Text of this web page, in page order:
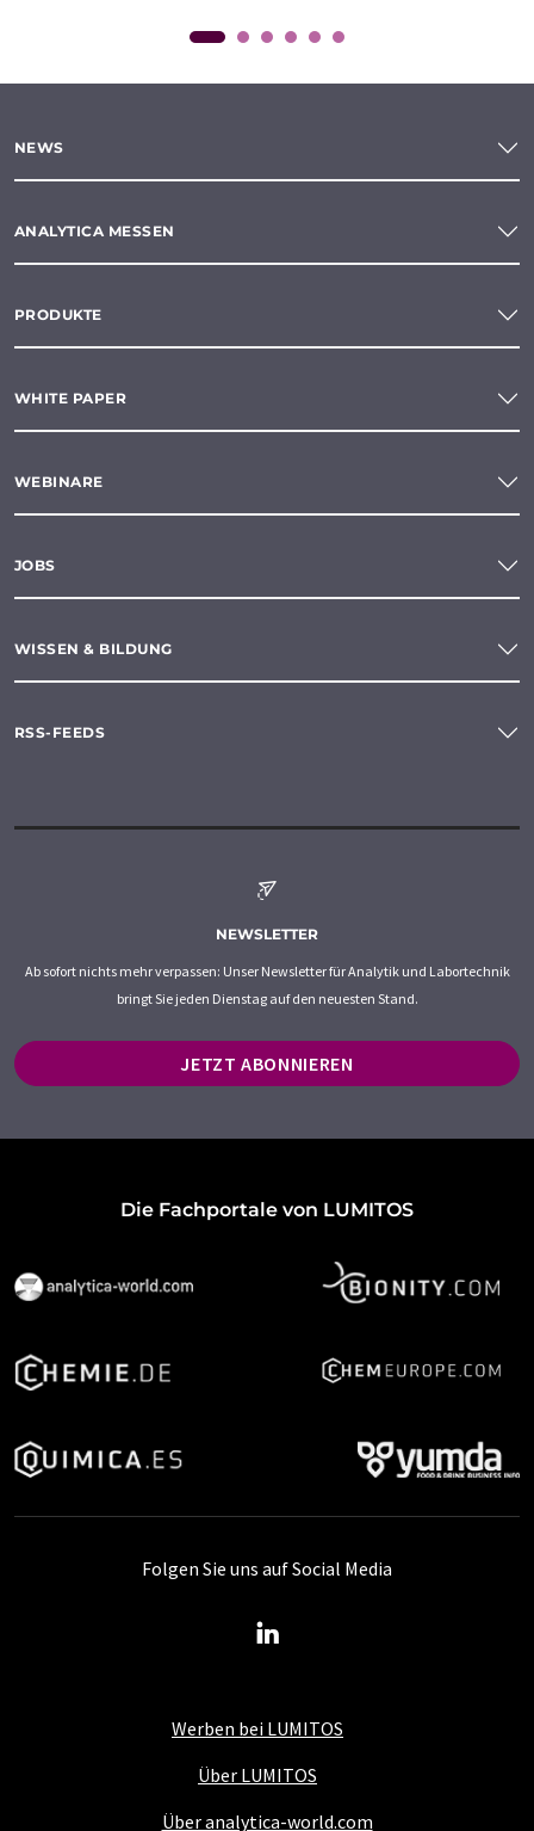
NEWS
ANALYTICA MESSEN
PRODUKTE
WHITE PAPER
WEBINARE
JOBS
WISSEN & BILDUNG
RSS-FEEDS
NEWSLETTER
Ab sofort nichts mehr verpassen: Unser Newsletter für Analytik und Labortechnik
bringt Sie jeden Dienstag auf den neuesten Stand.
JETZT ABONNIEREN
Die Fachportale von LUMITOS
Werben bei LUMITOS
Über LUMITOS
Über analytica-world.com
Folgen Sie uns auf Social Media